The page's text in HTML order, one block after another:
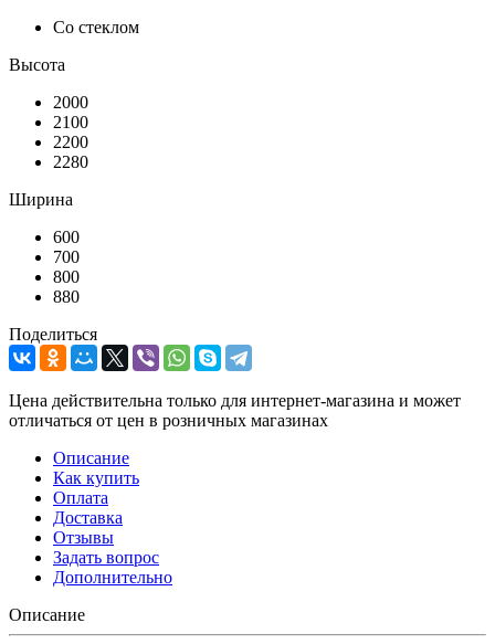
Со стеклом
Высота
2000
2100
2200
2280
Ширина
600
700
800
880
Поделиться
Цена действительна только для интернет-магазина и может
отличаться от цен в розничных магазинах
Описание
Как купить
Оплата
Доставка
Отзывы
Задать вопрос
Дополнительно
Описание